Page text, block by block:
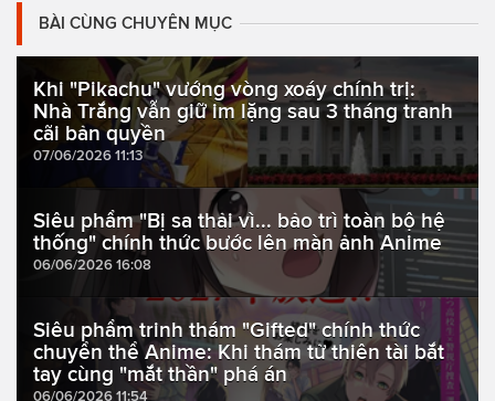
BÀI CÙNG CHUYÊN MỤC
Khi "Pikachu" vướng vòng xoáy chính trị:
Nhà Trắng vẫn giữ im lặng sau 3 tháng tranh
cãi bản quyền
07/06/2026 11:13
Siêu phẩm "Bị sa thải vì... bảo trì toàn bộ hệ
thống" chính thức bước lên màn ảnh Anime
06/06/2026 16:08
Siêu phẩm trinh thám "Gifted" chính thức
chuyển thể Anime: Khi thám tử thiên tài bắt
tay cùng "mắt thần" phá án
06/06/2026 11:54